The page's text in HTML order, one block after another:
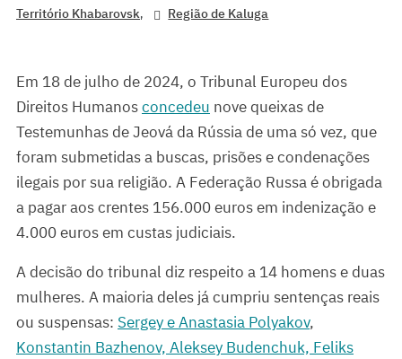
Território Khabarovsk, Região de Kaluga
Em 18 de julho de 2024, o Tribunal Europeu dos
Direitos Humanosconcedeu nove queixas de
Testemunhas de Jeová da Rússia de uma só vez, que
foram submetidas a buscas, prisões e condenações
ilegais por sua religião. A Federação Russa é obrigada
a pagar aos crentes 156.000 euros em indenização e
4.000 euros em custas judiciais.
A decisão do tribunal diz respeito a 14 homens e duas
mulheres. A maioria deles já cumpriu sentenças reais
ou suspensas: Sergey e Anastasia Polyakov,
Konstantin Bazhenov, Aleksey Budenchuk, Feliks